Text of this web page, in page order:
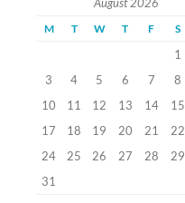
M T W T F S
1
3
4 5 6 7 8
10
11 12 13 14 15
17
18 19 20 21 22
24
25 26 27 28 29
31